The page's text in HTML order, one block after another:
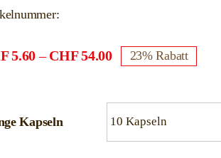
5.60 –CHF54.00Preisspanne:
CHF5.60
CHF54.00
23% Rabatt
Kapseln